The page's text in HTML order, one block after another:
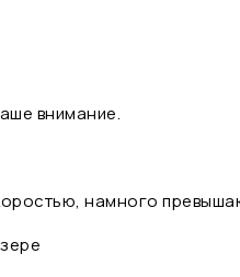
внимание.
намного